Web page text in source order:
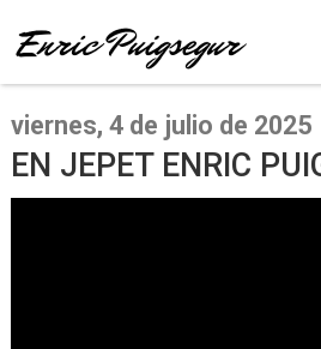
viernes, 4 de julio de 2025
EN JEPET ENRIC